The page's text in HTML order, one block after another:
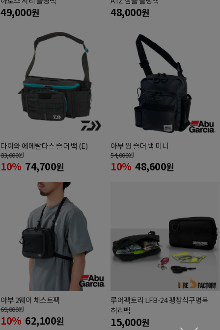
49,000원 48,000원
다이와 에메랄다스 숄더 백 (E)
83,000원
10% 74,700원
아부 원 숄더 백 미니
54,000원
10% 48,600원
아부 2웨이 체스트팩
69,000원
10% 62,100원
루어팩토리 LFB-24 팽창식구명복
허리백
15,000원